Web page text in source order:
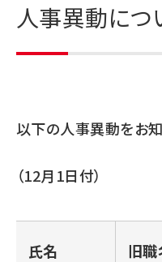
人事異動につ
以下の人事異動をお知
（12月1日付）
氏名 旧職